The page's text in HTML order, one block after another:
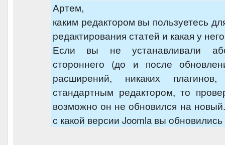
Артем,
каким редактором вы пользуетесь
редактирования статей и какая у
Если вы не устанавливали
стороннего (до и после
расширений, никаких
стандартным редактором, то
возможно он не обновился на
с какой версии Joomla вы